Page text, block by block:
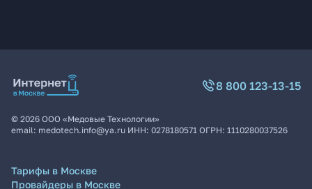
8 800 123-13-15
© 2026 ООО «Медовые Технологии»
email: medotech.info@ya.ru ИНН: 0278180571 ОГРН: 1110280037526
Тарифы в Москве
Провайдеры в Москве